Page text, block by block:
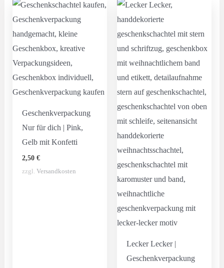
Geschenkverpackung
Nur für dich | Pink,
Gelb mit Konfetti
2,50 €
zzgl. Versandkosten
Lecker Lecker |
Geschenkverpackung